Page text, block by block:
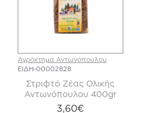
Αγρόκτημα Αντωνόπουλου
ΕΙΔΗ-00002828
Στριφτό Ζέας Ολικής
Αντωνόπουλου 400gr
3,60€